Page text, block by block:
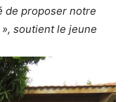
de proposer notre
soutient le jeune